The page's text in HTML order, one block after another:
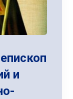
и